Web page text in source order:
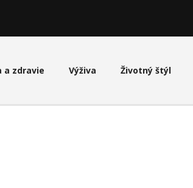
a zdravie Výživa Životný štýl